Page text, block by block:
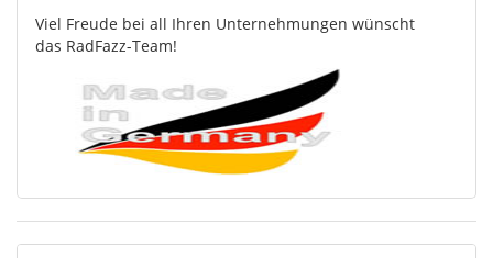
Viel Freude bei all Ihren Unternehmungen wünscht
das RadFazz-Team!